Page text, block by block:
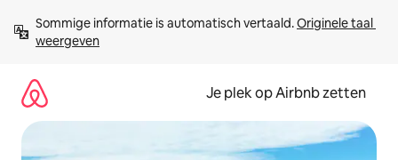
direct
naar
Sommige informatie is automatisch vertaald. Originele taal
weergeven
Je plek op Airbnb zetten